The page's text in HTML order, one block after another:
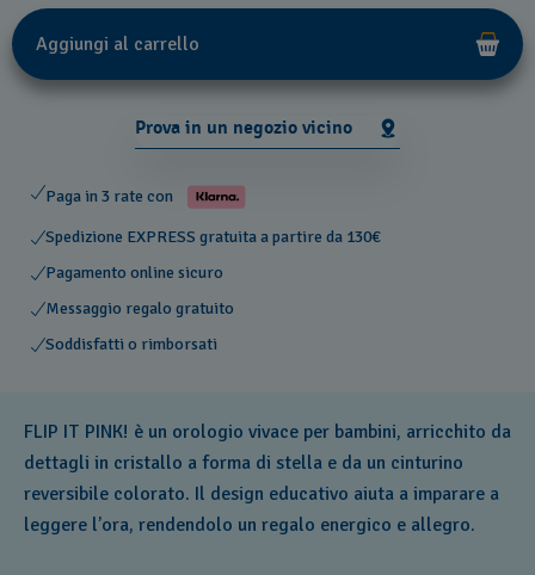
Aggiungi al carrello
Prova in un negozio vicino
Paga in 3 rate con
Spedizione EXPRESS gratuita a partire da 130€
Pagamento online sicuro
Messaggio regalo gratuito
Soddisfatti o rimborsati
FLIP IT PINK! è un orologio vivace per bambini, arricchito da
dettagli in cristallo a forma di stella e da un cinturino
reversibile colorato. Il design educativo aiuta a imparare a
leggere l’ora, rendendolo un regalo energico e allegro.